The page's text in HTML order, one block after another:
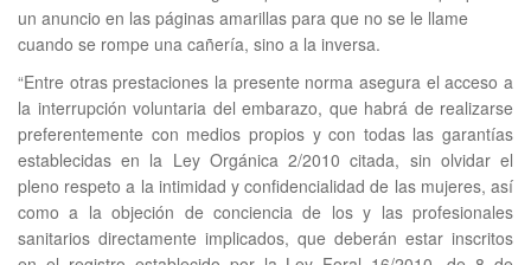
un anuncio en las páginas amarillas para que no se le llame
cuando se rompe una cañería, sino a la inversa.
“Entre otras prestaciones la presente norma asegura el acceso a
la interrupción voluntaria del embarazo, que habrá de realizarse
preferentemente con medios propios y con todas las garantías
establecidas en la Ley Orgánica 2/2010 citada, sin olvidar el
pleno respeto a la intimidad y confidencialidad de las mujeres, así
como a la objeción de conciencia de los y las profesionales
sanitarios directamente implicados, que deberán estar inscritos